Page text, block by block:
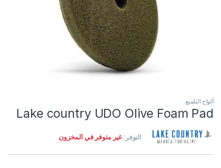
ألواح التلميع
Lake country UDO Olive Foam Pad
التوفر:غير متوفر في المخزون